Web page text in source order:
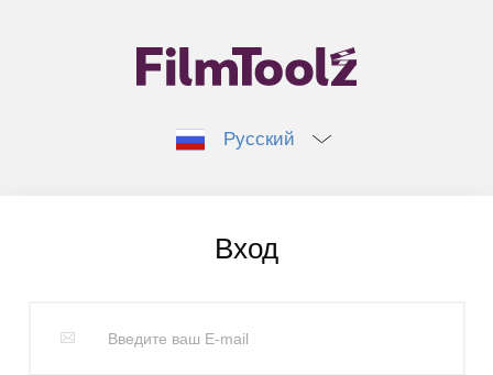
Русский
Вход